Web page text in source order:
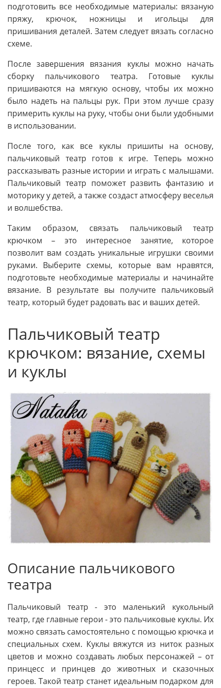
подготовить все необходимые материалы: вязаную
пряжу, крючок, ножницы и игольцы для
пришивания деталей. Затем следует вязать согласно
схеме.
После завершения вязания куклы можно начать
сборку пальчикового театра. Готовые куклы
пришиваются на мягкую основу, чтобы их можно
было надеть на пальцы рук. При этом лучше сразу
примерить куклы на руку, чтобы они были удобными
в использовании.
После того, как все куклы пришиты на основу,
пальчиковый театр готов к игре. Теперь можно
рассказывать разные истории и играть с малышами.
Пальчиковый театр поможет развить фантазию и
моторику у детей, а также создаст атмосферу веселья
и волшебства.
Таким образом, связать пальчиковый театр
крючком – это интересное занятие, которое
позволит вам создать уникальные игрушки своими
руками. Выберите схемы, которые вам нравятся,
подготовьте необходимые материалы и начинайте
вязание. В результате вы получите пальчиковый
театр, который будет радовать вас и ваших детей.
Пальчиковый театр
крючком: вязание, схемы
и куклы
Описание пальчикового
театра
Пальчиковый театр - это маленький кукольный
театр, где главные герои - это пальчиковые куклы. Их
можно связать самостоятельно с помощью крючка и
специальных схем. Куклы вяжутся из ниток разных
цветов и можно создавать любых персонажей – от
принцесс и принцев до животных и сказочных
героев. Такой театр станет идеальным подарком для